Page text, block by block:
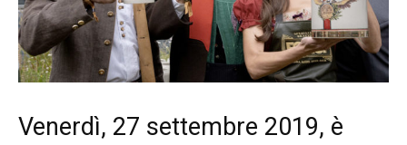
Venerdì, 27 settembre 2019, è